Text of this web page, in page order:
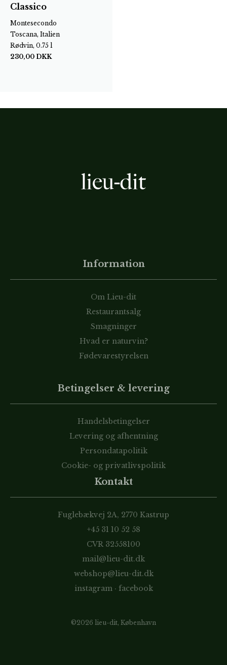
Classico
Montesecondo
Toscana, Italien
Rødvin, 0.75 l
230,00 DKK
Information
Om Lieu-dit
Restaurantsalg
Smagninger
Hvad er naturvin?
Fødevarestyrelsen
Betingelser & levering
Handelsbetingelser
Levering og afhentning
Persondatapolitik
Cookie- og privatlivspolitik
Kontakt
Fuglebækvej 2A, 2770 Kastrup
+45 31 10 52 58
CVR 32558100
mail@lieu-dit.dk
webshop@lieu-dit.dk
instagram· facebook
©2026 lieu-dit, København